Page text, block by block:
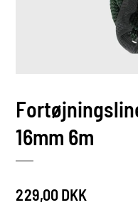
16mm 6m
229,00 DKK